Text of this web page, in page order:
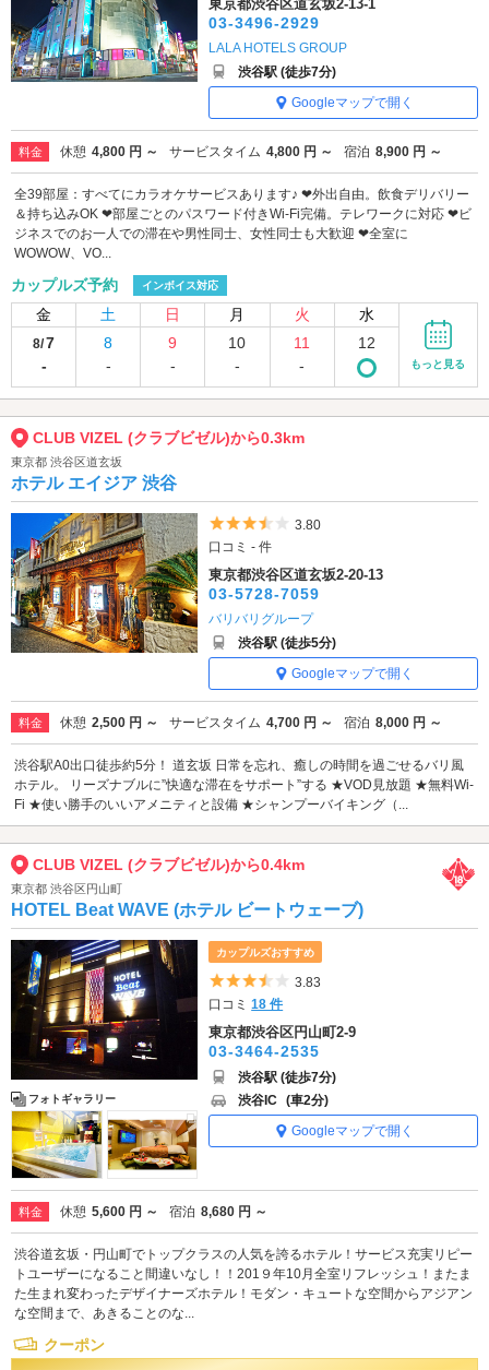
東京都渋谷区道玄坂2-13-1
03-3496-2929
LALA HOTELS GROUP
渋谷駅 (徒歩7分)
Googleマップで開く
料金 休憩 4,800 円 ～ サービスタイム 4,800 円 ～ 宿泊 8,900 円 ～
全39部屋：すべてにカラオケサービスあります♪ ❤外出自由。飲食デリバリー
＆持ち込みOK ❤部屋ごとのパスワード付きWi-Fi完備。テレワークに対応 ❤ビ
ジネスでのお一人での滞在や男性同士、女性同士も大歓迎 ❤全室に
WOWOW、VO...
カップルズ予約 インボイス対応
金 土 日 月 火 水
8/7
-
8
-
9
-
10
-
11
-
12
もっと見る
CLUB VIZEL (クラブビゼル)から0.3km
東京都 渋谷区道玄坂
ホテル エイジア 渋谷
5つ星のうち3.5
3.80
口コミ - 件
東京都渋谷区道玄坂2-20-13
03-5728-7059
バリバリグループ
渋谷駅 (徒歩5分)
Googleマップで開く
料金 休憩 2,500 円 ～ サービスタイム 4,700 円 ～ 宿泊 8,000 円 ～
渋谷駅A0出口徒歩約5分！ 道玄坂 日常を忘れ、癒しの時間を過ごせるバリ風
ホテル。 リーズナブルに”快適な滞在をサポート”する ★VOD見放題 ★無料Wi-
Fi ★使い勝手のいいアメニティと設備 ★シャンプーバイキング（...
CLUB VIZEL (クラブビゼル)から0.4km
東京都 渋谷区円山町
HOTEL Beat WAVE (ホテル ビートウェーブ)
フォトギャラリー
カップルズおすすめ
5つ星のうち3.5
3.83
口コミ18 件
東京都渋谷区円山町2-9
03-3464-2535
渋谷駅 (徒歩7分)
渋谷IC (車2分)
Googleマップで開く
料金 休憩 5,600 円 ～ 宿泊 8,680 円 ～
渋谷道玄坂・円山町でトップクラスの人気を誇るホテル！サービス充実リピー
トユーザーになること間違いなし！！201９年10月全室リフレッシュ！またま
た生まれ変わったデザイナーズホテル！モダン・キュートな空間からアジアン
な空間まで、あきることのな...
クーポン